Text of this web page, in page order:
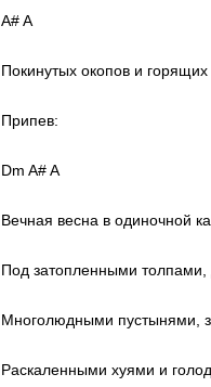
A# A
Покинутых окопов и горящих
Припев:
Dm A# A
Вечная весна в одиночной
Под затопленными
Многолюдными пустынями,
Раскаленными хуями и